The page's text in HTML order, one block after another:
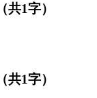
（共1字）
（共1字）